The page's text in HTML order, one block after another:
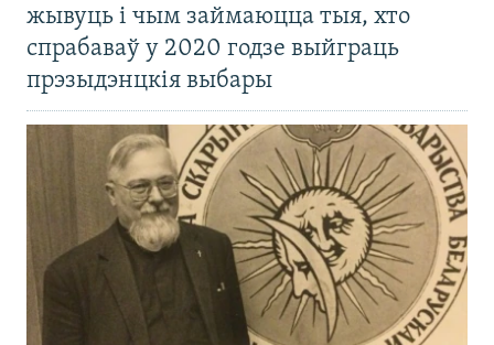
жывуць і чым займаюцца тыя, хто
спрабаваў у 2020 годзе выйграць
прэзыдэнцкія выбары